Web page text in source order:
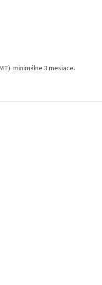
minimálne 3 mesiace.